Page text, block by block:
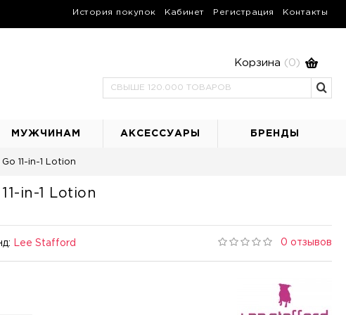
История покупок Кабинет Регистрация Контакты
Корзина (0)
МУЖЧИНАМ АКСЕССУАРЫ БРЕНДЫ
11-in-1 Lotion
in-1 Lotion
Lee Stafford 0 отзывов